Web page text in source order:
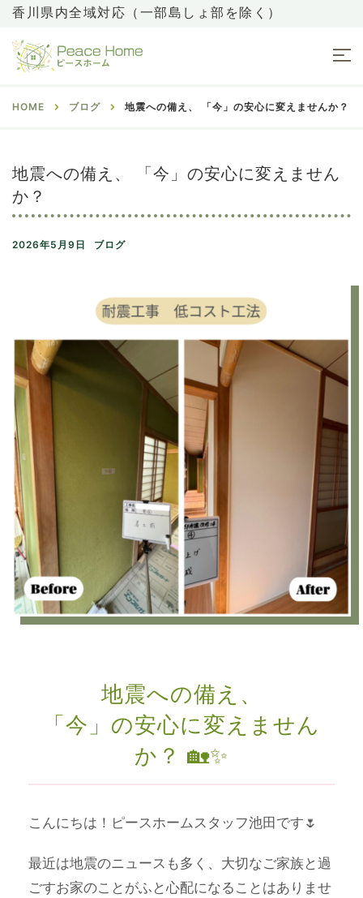
香川県内全域対応（一部島しょ部を除く）
HOME ブログ 地震への備え、 「今」の安心に変えませんか？
地震への備え、 「今」の安心に変えません
か？
2026年5月9日 ブログ
地震への備え、
「今」の安心に変えません
か？ 🏡✨
こんにちは！ピースホームスタッフ池田です🌷
最近は地震のニュースも多く、大切なご家族と過
ごすお家のことがふと心配になることはありませ